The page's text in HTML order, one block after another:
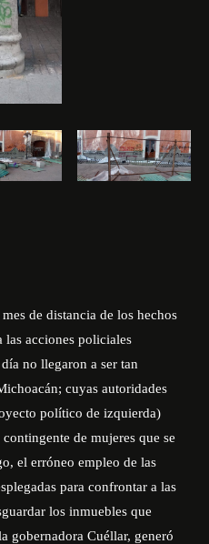
de distancia de los hechos
las acciones policiales
no llegaron a ser tan
cuyas autoridades
político de izquierda)
de mujeres que se
el erróneo empleo de las
para confrontar a las
los inmuebles que
gobernadora Cuéllar, generó